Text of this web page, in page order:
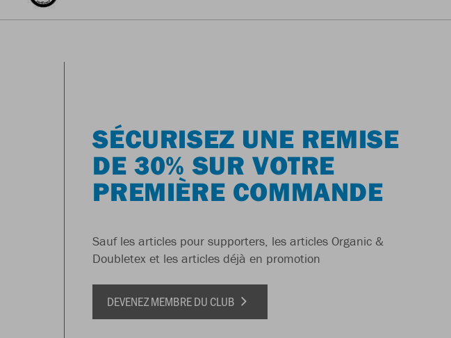
SÉCURISEZ UNE REMISE
DE 30% SUR VOTRE
PREMIÈRE COMMANDE
Sauf les articles pour supporters, les articles Organic &
Doubletex et les articles déjà en promotion
DEVENEZ MEMBRE DU CLUB